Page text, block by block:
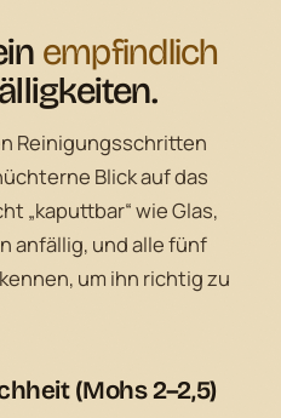
empfindlich
Reinigungsschritten
Blick auf das
„kaputtbar“ wie Glas,
anfällig, und alle fünf
um ihn richtig zu
(Mohs 2–2,5)